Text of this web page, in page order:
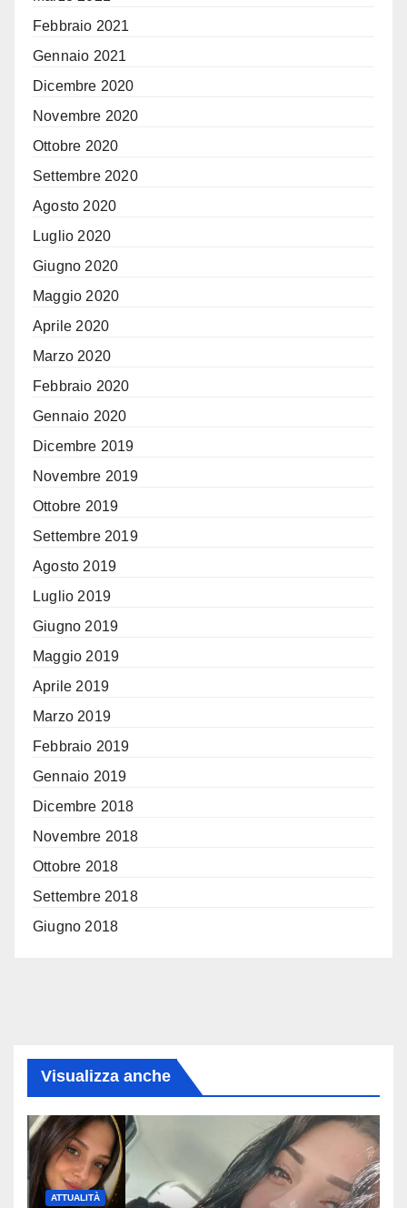
Febbraio 2021
Gennaio 2021
Dicembre 2020
Novembre 2020
Ottobre 2020
Settembre 2020
Agosto 2020
Luglio 2020
Giugno 2020
Maggio 2020
Aprile 2020
Marzo 2020
Febbraio 2020
Gennaio 2020
Dicembre 2019
Novembre 2019
Ottobre 2019
Settembre 2019
Agosto 2019
Luglio 2019
Giugno 2019
Maggio 2019
Aprile 2019
Marzo 2019
Febbraio 2019
Gennaio 2019
Dicembre 2018
Novembre 2018
Ottobre 2018
Settembre 2018
Giugno 2018
Visualizza anche
ATTUALITÀ